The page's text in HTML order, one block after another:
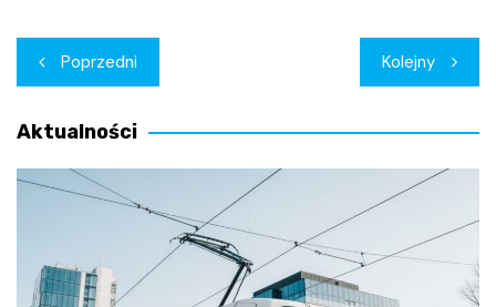
Nawigacja
wpisu
Poprzedni Kolejny
Aktualności